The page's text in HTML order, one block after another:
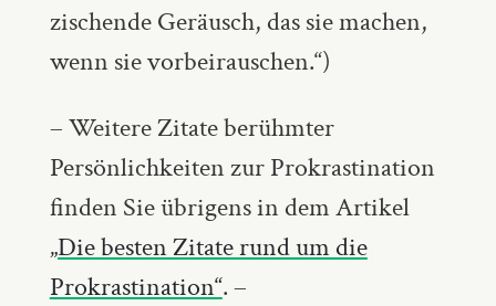
zischende Geräusch, das sie machen,
wenn sie vorbeirauschen.“)
– Weitere Zitate berühmter
Persönlichkeiten zur Prokrastination
finden Sie übrigens in dem Artikel
„Die besten Zitate rund um die
Prokrastination“. –